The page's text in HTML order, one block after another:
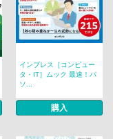
インプレス［コンピュー
タ・IT］ムック 最速！パ
ソ...
購入